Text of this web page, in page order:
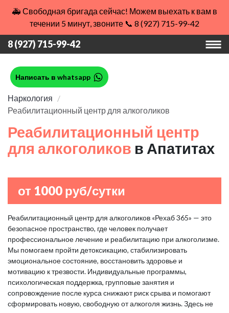
🚑 Свободная бригада сейчас! Можем выехать к вам в
течении 5 минут, звоните 📞 8 (927) 715-99-42
8 (927) 715-99-42
Написать в whatsapp
Наркология
Реабилитационный центр для алкоголиков
Реабилитационный центр
для алкоголиков в Апатитах
от 1000 руб/сутки
Реабилитационный центр для алкоголиков «Рехаб 365» — это
безопасное пространство, где человек получает
профессиональное лечение и реабилитацию при алкоголизме.
Мы помогаем пройти детоксикацию, стабилизировать
эмоциональное состояние, восстановить здоровье и
мотивацию к трезвости. Индивидуальные программы,
психологическая поддержка, групповые занятия и
сопровождение после курса снижают риск срыва и помогают
сформировать новую, свободную от алкоголя жизнь. Здесь не